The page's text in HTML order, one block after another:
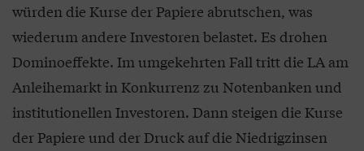
würden die Kurse der Papiere abrutschen, was
wiederum andere Investoren belastet. Es drohen
Dominoeffekte. Im umgekehrten Fall tritt die LA am
Anleihemarkt in Konkurrenz zu Notenbanken und
institutionellen Investoren. Dann steigen die Kurse
der Papiere und der Druck auf die Niedrigzinsen